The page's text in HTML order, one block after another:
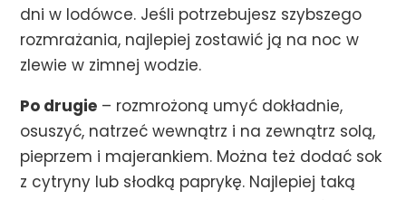
dni w lodówce. Jeśli potrzebujesz szybszego
rozmrażania, najlepiej zostawić ją na noc w
zlewie w zimnej wodzie.
Po drugie – rozmrożoną umyć dokładnie,
osuszyć, natrzeć wewnątrz i na zewnątrz solą,
pieprzem i majerankiem. Można też dodać sok
z cytryny lub słodką paprykę. Najlepiej taką